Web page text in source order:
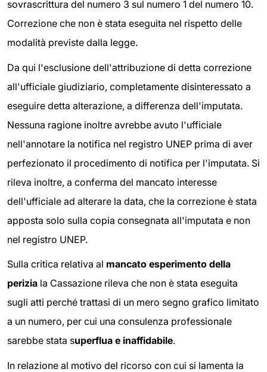
sovrascrittura del numero 3 sul numero 1 del numero 10.
Correzione che non è stata eseguita nel rispetto delle
modalità previste dalla legge.
Da qui l'esclusione dell'attribuzione di detta correzione
all'ufficiale giudiziario, completamente disinteressato a
eseguire detta alterazione, a differenza dell'imputata.
Nessuna ragione inoltre avrebbe avuto l'ufficiale
nell'annotare la notifica nel registro UNEP prima di aver
perfezionato il procedimento di notifica per l'imputata. Si
rileva inoltre, a conferma del mancato interesse
dell'ufficiale ad alterare la data, che la correzione è stata
apposta solo sulla copia consegnata all'imputata e non
nel registro UNEP.
Sulla critica relativa al mancato esperimento della
perizia la Cassazione rileva che non è stata eseguita
sugli atti perché trattasi di un mero segno grafico limitato
a un numero, per cui una consulenza professionale
sarebbe stata superflua e inaffidabile.
In relazione al motivo del ricorso con cui si lamenta la